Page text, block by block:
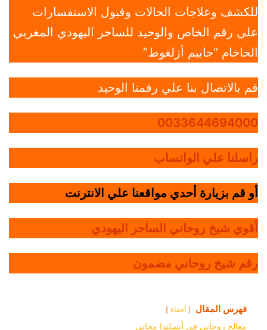
للكشف وعلاجات الحالات وقبول الاستفسارات
علي رقم الخاص والوحيد للساحر اليهودي المغربي
الحاخام “حاييم أزلغوط”
قم بالاتصال بنا علي رقمنا الوحيد
0033644694000
راسلنا علي الواتساب
أو قم بزيارة أحدي مواقعنا علي الانترنت
أقوي شيخ روحاني الساحر اليهودي
رقم شيخ روحاني مضمون
فهرس المقال أخفاء
معالج روحاني في أيسلندا مجاني